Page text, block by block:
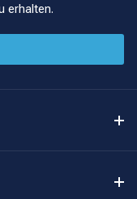
erhalten.